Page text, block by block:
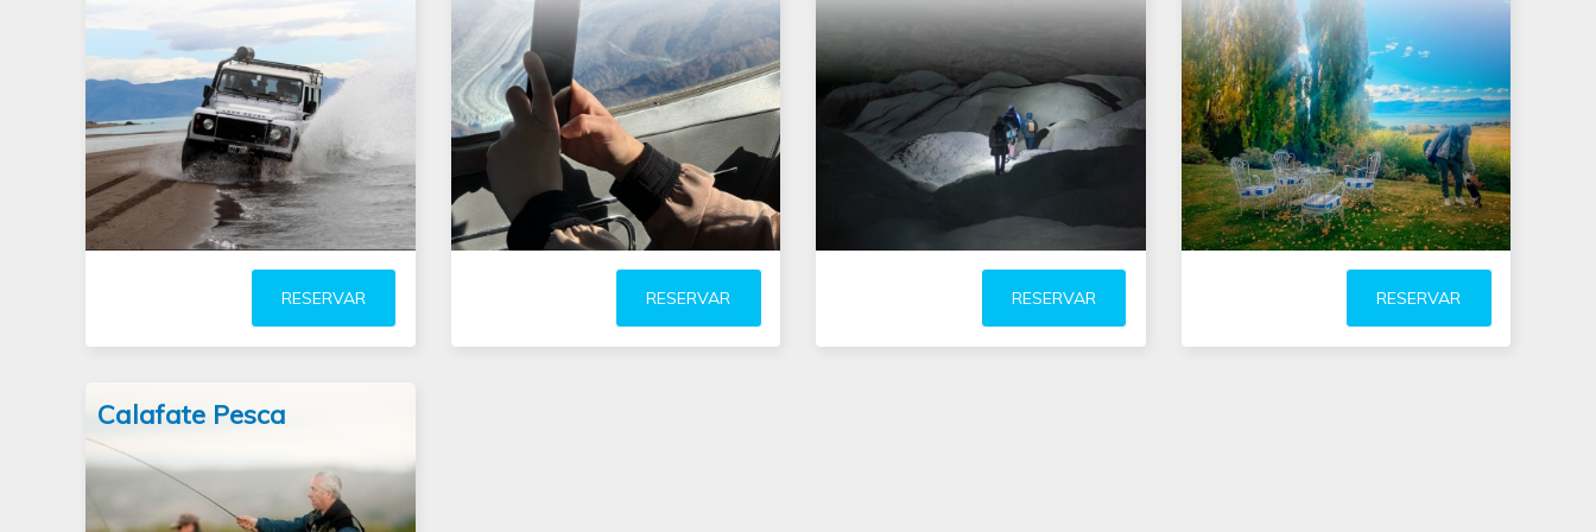
explora o Lago Argentino com
suas margens irregulares e
penhascos
podem observar belas
RESERVAR
sobrevoar próximo ao
imponente Glaciar Perito Moreno
e a Cordilheira dos Andes
em um voo de 1 hora
RESERVAR
trekking
noturno saindo de El Calafate
Inclui uma
caminhada pela Floresta
Petrificada La Leona entre troncos
dinossauros e paisagens noturnas
inclui
RESERVAR
localizada
a 22 km da cidade de El Calafate e
caminho ao Glaciar Perito Moreno
arreio de ovelhas
com cães Kelpie, demonstração de
tosquia de ovelhas, trekking e
observação de avifauna
(leer más)
RESERVAR
Calafate Pesca
pesca spinning